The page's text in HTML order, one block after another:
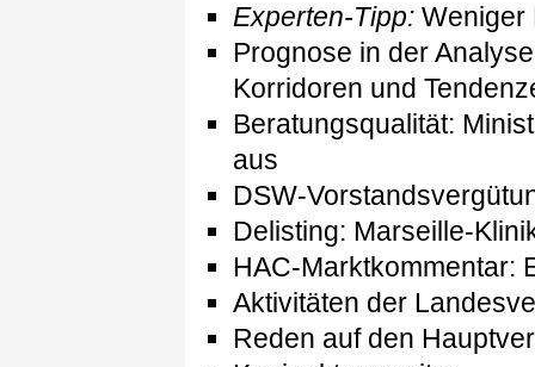
Experten-Tipp: Weniger
Prognose in der
Korridoren und
Beratungsqualität:
aus
DSW-
Delisting: Marseille-
HAC-Marktkommentar:
Aktivitäten der
Reden auf den